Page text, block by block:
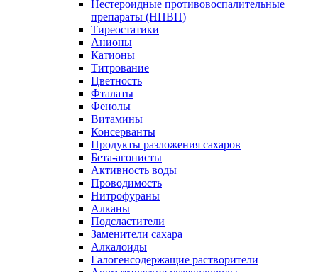
Нестероидные противовоспалительные
препараты (НПВП)
Тиреостатики
Анионы
Катионы
Титрование
Цветность
Фталаты
Фенолы
Витамины
Консерванты
Продукты разложения сахаров
Бета-агонисты
Активность воды
Проводимость
Нитрофураны
Алканы
Подсластители
Заменители сахара
Алкалоиды
Галогенсодержащие растворители